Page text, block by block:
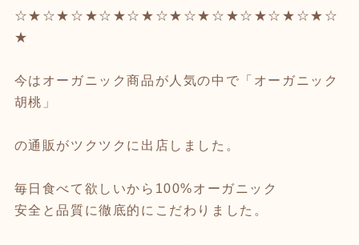
☆★☆★☆★☆★☆★☆★☆★☆★☆★☆★☆★☆
★
今はオーガニック商品が人気の中で「オーガニック
胡桃」
の通販がツクツクに出店しました。
毎日食べて欲しいから100%オーガニック
安全と品質に徹底的にこだわりました。